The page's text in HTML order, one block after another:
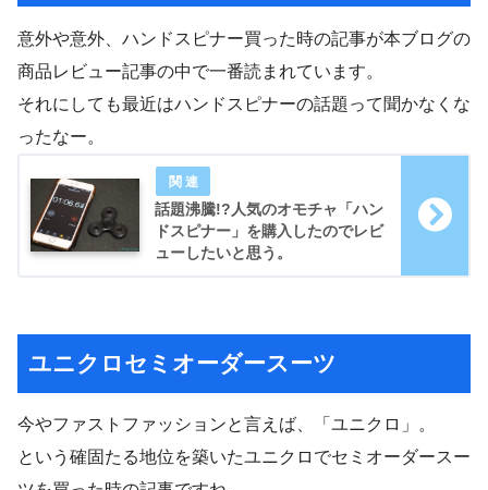
意外や意外、ハンドスピナー買った時の記事が本ブログの
商品レビュー記事の中で一番読まれています。
それにしても最近はハンドスピナーの話題って聞かなくな
ったなー。
話題沸騰!?人気のオモチャ「ハン
ドスピナー」を購入したのでレビ
ューしたいと思う。
ユニクロセミオーダースーツ
今やファストファッションと言えば、「ユニクロ」。
という確固たる地位を築いたユニクロでセミオーダースー